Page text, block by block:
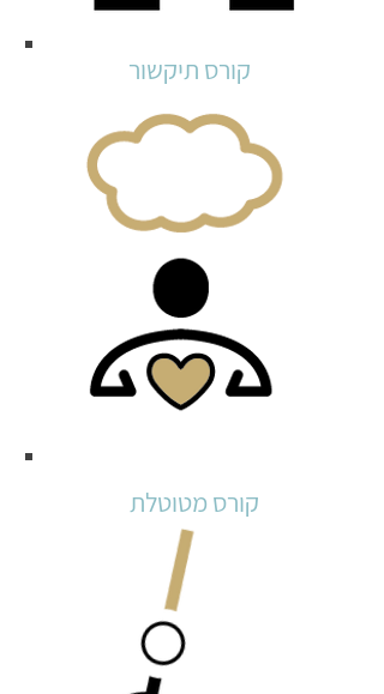
קורס תיקשור
קורס מטוטלת